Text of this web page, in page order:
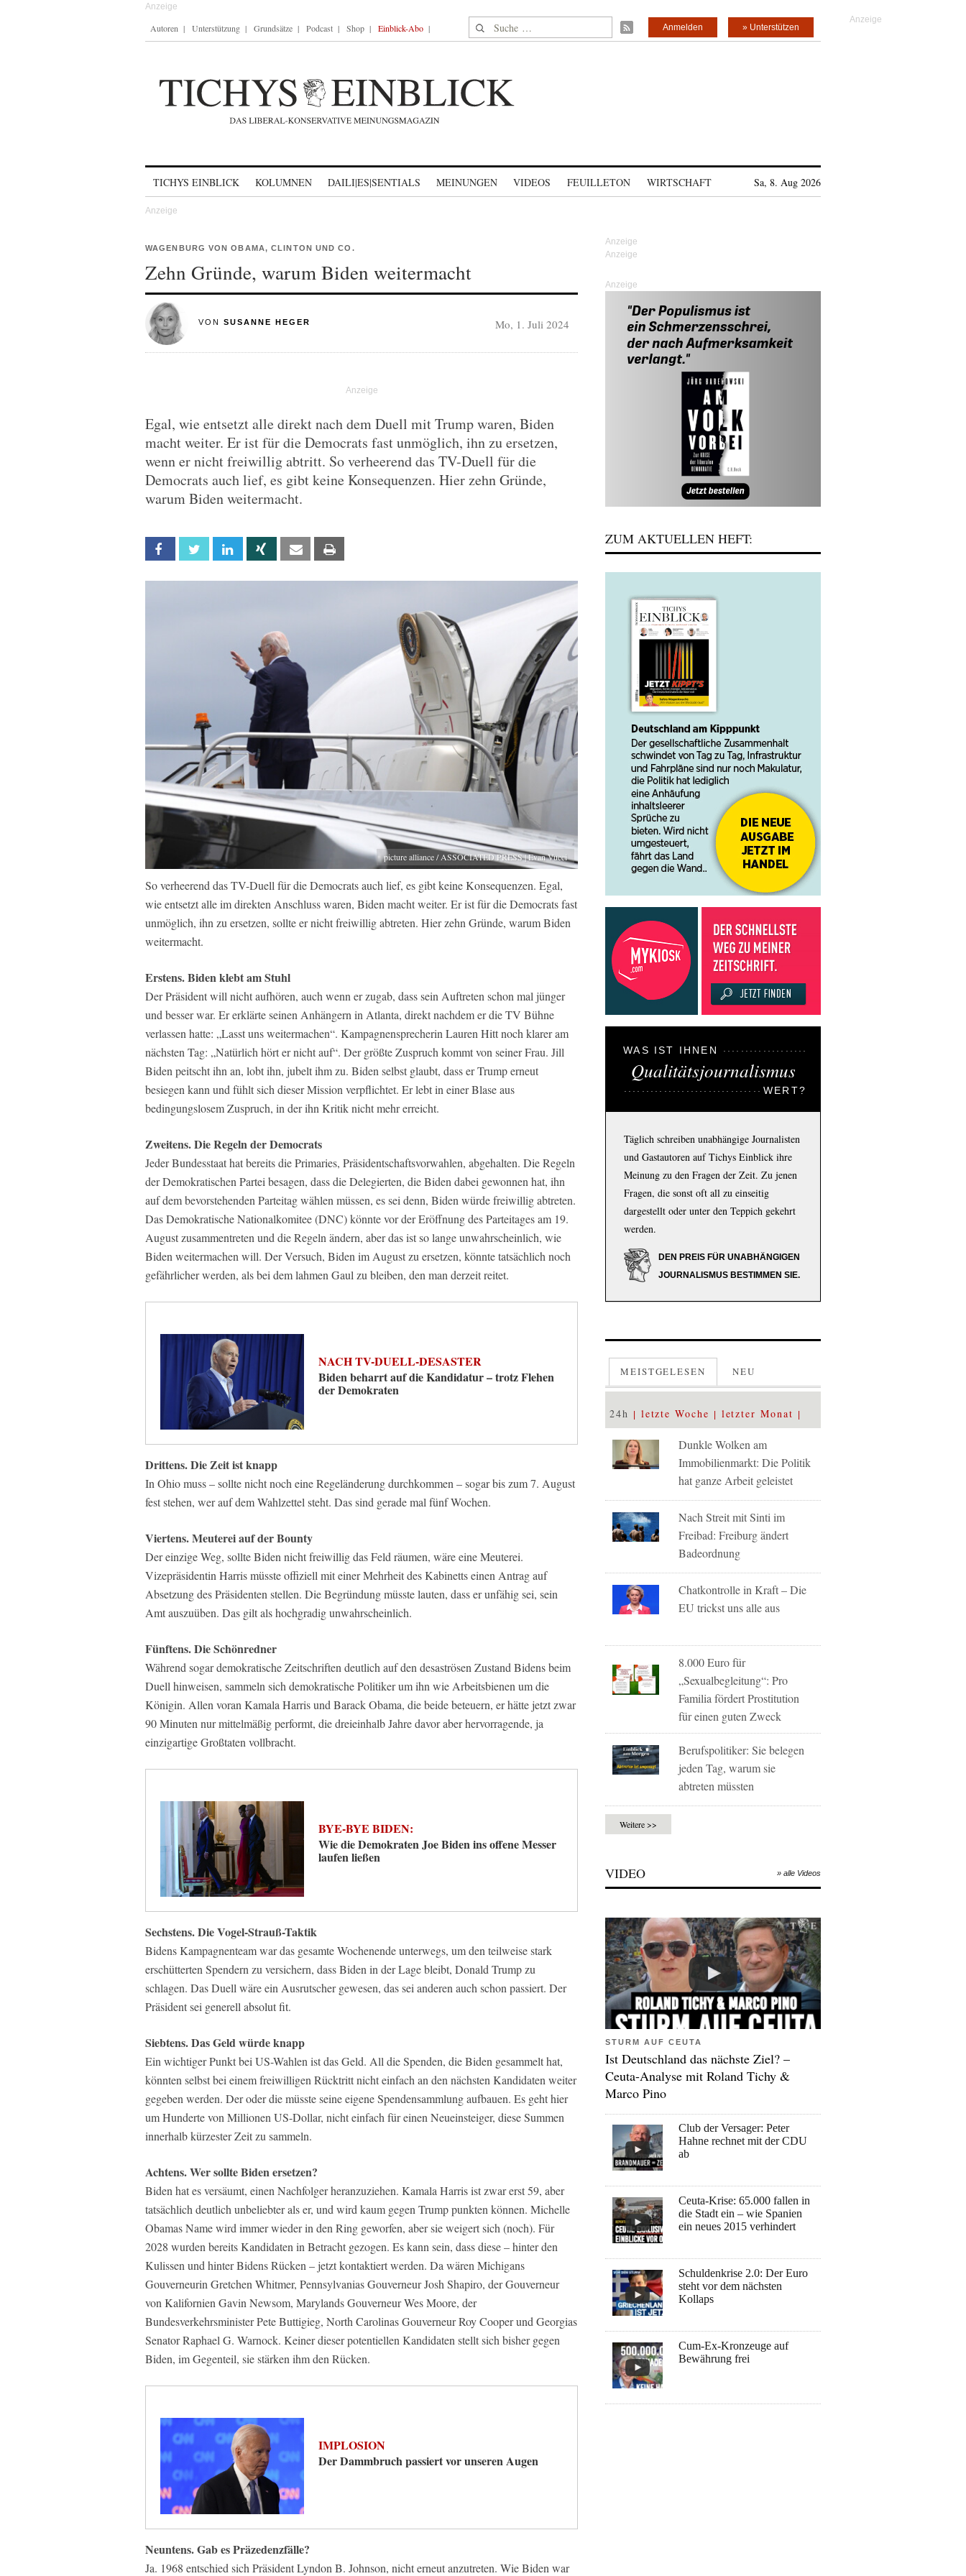
Autoren Unterstützung Grundsätze Podcast Shop Einblick-Abo Suche nach: » Unterstützen
Anmelden
TICHYS EINBLICK KOLUMNEN DAILI|ES|SENTIALS MEINUNGEN VIDEOS FEUILLETON WIRTSCHAFT Sa, 8. Aug 2026
WAGENBURG VON OBAMA, CLINTON UND CO.
Zehn Gründe, warum Biden weitermacht
VON SUSANNE HEGER Mo, 1. Juli 2024
Egal, wie entsetzt alle direkt nach dem Duell mit Trump waren, Biden
macht weiter. Er ist für die Democrats fast unmöglich, ihn zu ersetzen,
wenn er nicht freiwillig abtritt. So verheerend das TV-Duell für die
Democrats auch lief, es gibt keine Konsequenzen. Hier zehn Gründe,
warum Biden weitermacht.
Facebook Twitter Linkedin Xing Email
picture alliance / ASSOCIATED PRESS | Evan Vucci
So verheerend das TV-Duell für die Democrats auch lief, es gibt keine Konsequenzen. Egal,
wie entsetzt alle im direkten Anschluss waren, Biden macht weiter. Er ist für die Democrats fast
unmöglich, ihn zu ersetzen, sollte er nicht freiwillig abtreten. Hier zehn Gründe, warum Biden
weitermacht.
Erstens. Biden klebt am Stuhl
Der Präsident will nicht aufhören, auch wenn er zugab, dass sein Auftreten schon mal jünger
und besser war. Er erklärte seinen Anhängern in Atlanta, direkt nachdem er die TV Bühne
verlassen hatte: „Lasst uns weitermachen“. Kampagnensprecherin Lauren Hitt noch klarer am
nächsten Tag: „Natürlich hört er nicht auf“. Der größte Zuspruch kommt von seiner Frau. Jill
Biden peitscht ihn an, lobt ihn, jubelt ihm zu. Biden selbst glaubt, dass er Trump erneut
besiegen kann und fühlt sich dieser Mission verpflichtet. Er lebt in einer Blase aus
bedingungslosem Zuspruch, in der ihn Kritik nicht mehr erreicht.
Zweitens. Die Regeln der Democrats
Jeder Bundesstaat hat bereits die Primaries, Präsidentschaftsvorwahlen, abgehalten. Die Regeln
der Demokratischen Partei besagen, dass die Delegierten, die Biden dabei gewonnen hat, ihn
auf dem bevorstehenden Parteitag wählen müssen, es sei denn, Biden würde freiwillig abtreten.
Das Demokratische Nationalkomitee (DNC) könnte vor der Eröffnung des Parteitages am 19.
August zusammentreten und die Regeln ändern, aber das ist so lange unwahrscheinlich, wie
Biden weitermachen will. Der Versuch, Biden im August zu ersetzen, könnte tatsächlich noch
gefährlicher werden, als bei dem lahmen Gaul zu bleiben, den man derzeit reitet.
NACH TV-DUELL-DESASTER
Biden beharrt auf die Kandidatur – trotz Flehen
der Demokraten
Drittens. Die Zeit ist knapp
In Ohio muss – sollte nicht noch eine Regeländerung durchkommen – sogar bis zum 7. August
fest stehen, wer auf dem Wahlzettel steht. Das sind gerade mal fünf Wochen.
Viertens. Meuterei auf der Bounty
Der einzige Weg, sollte Biden nicht freiwillig das Feld räumen, wäre eine Meuterei.
Vizepräsidentin Harris müsste offiziell mit einer Mehrheit des Kabinetts einen Antrag auf
Absetzung des Präsidenten stellen. Die Begründung müsste lauten, dass er unfähig sei, sein
Amt auszuüben. Das gilt als hochgradig unwahrscheinlich.
Fünftens. Die Schönredner
Während sogar demokratische Zeitschriften deutlich auf den desaströsen Zustand Bidens beim
Duell hinweisen, sammeln sich demokratische Politiker um ihn wie Arbeitsbienen um die
Königin. Allen voran Kamala Harris und Barack Obama, die beide beteuern, er hätte jetzt zwar
90 Minuten nur mittelmäßig performt, die dreieinhalb Jahre davor aber hervorragende, ja
einzigartige Großtaten vollbracht.
BYE-BYE BIDEN:
Wie die Demokraten Joe Biden ins offene Messer
laufen ließen
Sechstens. Die Vogel-Strauß-Taktik
Bidens Kampagnenteam war das gesamte Wochenende unterwegs, um den teilweise stark
erschütterten Spendern zu versichern, dass Biden in der Lage bleibt, Donald Trump zu
schlagen. Das Duell wäre ein Ausrutscher gewesen, das sei anderen auch schon passiert. Der
Präsident sei generell absolut fit.
Siebtens. Das Geld würde knapp
Ein wichtiger Punkt bei US-Wahlen ist das Geld. All die Spenden, die Biden gesammelt hat,
könnten selbst bei einem freiwilligen Rücktritt nicht einfach an den nächsten Kandidaten weiter
gegeben werden. Der oder die müsste seine eigene Spendensammlung aufbauen. Es geht hier
um Hunderte von Millionen US-Dollar, nicht einfach für einen Neueinsteiger, diese Summen
innerhalb kürzester Zeit zu sammeln.
Achtens. Wer sollte Biden ersetzen?
Biden hat es versäumt, einen Nachfolger heranzuziehen. Kamala Harris ist zwar erst 59, aber
tatsächlich deutlich unbeliebter als er, und wird kaum gegen Trump punkten können. Michelle
Obamas Name wird immer wieder in den Ring geworfen, aber sie weigert sich (noch). Für
2028 wurden bereits Kandidaten in Betracht gezogen. Es kann sein, dass diese – hinter den
Kulissen und hinter Bidens Rücken – jetzt kontaktiert werden. Da wären Michigans
Gouverneurin Gretchen Whitmer, Pennsylvanias Gouverneur Josh Shapiro, der Gouverneur
von Kalifornien Gavin Newsom, Marylands Gouverneur Wes Moore, der
Bundesverkehrsminister Pete Buttigieg, North Carolinas Gouverneur Roy Cooper und Georgias
Senator Raphael G. Warnock. Keiner dieser potentiellen Kandidaten stellt sich bisher gegen
Biden, im Gegenteil, sie stärken ihm den Rücken.
IMPLOSION
Der Dammbruch passiert vor unseren Augen
Neuntens. Gab es Präzedenzfälle?
Ja. 1968 entschied sich Präsident Lyndon B. Johnson, nicht erneut anzutreten. Wie Biden war
Anzeige
ZUM AKTUELLEN HEFT:
WAS IST IHNEN
Qualitätsjournalismus
WERT?
Täglich schreiben unabhängige Journalisten
und Gastautoren auf Tichys Einblick ihre
Meinung zu den Fragen der Zeit. Zu jenen
Fragen, die sonst oft all zu einseitig
dargestellt oder unter den Teppich gekehrt
werden.
DEN PREIS FÜR UNABHÄNGIGEN
JOURNALISMUS BESTIMMEN SIE.
MEISTGELESEN NEU
24h letzte Woche letzter Monat
Dunkle Wolken am
Immobilienmarkt: Die Politik
hat ganze Arbeit geleistet
Nach Streit mit Sinti im
Freibad: Freiburg ändert
Badeordnung
Chatkontrolle in Kraft – Die
EU trickst uns alle aus
8.000 Euro für
„Sexualbegleitung“: Pro
Familia fördert Prostitution
für einen guten Zweck
Berufspolitiker: Sie belegen
jeden Tag, warum sie
abtreten müssten
Weitere >>
VIDEO » alle Videos
STURM AUF CEUTA
Ist Deutschland das nächste Ziel? –
Ceuta-Analyse mit Roland Tichy &
Marco Pino
Club der Versager: Peter
Hahne rechnet mit der CDU
ab
Ceuta-Krise: 65.000 fallen in
die Stadt ein – wie Spanien
ein neues 2015 verhindert
Schuldenkrise 2.0: Der Euro
steht vor dem nächsten
Kollaps
Cum-Ex-Kronzeuge auf
Bewährung frei